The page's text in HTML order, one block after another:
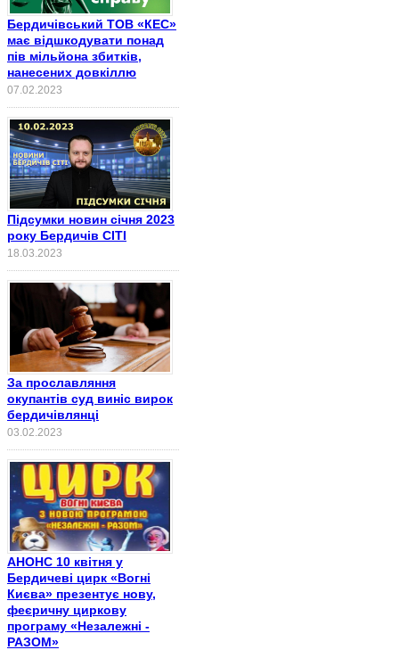
Бердичівський ТОВ «КЕС»
має відшкодувати понад
пів мільйона збитків,
нанесених довкіллю
07.02.2023
Підсумки новин січня 2023
року Бердичів СІТІ
18.03.2023
За прославляння
окупантів суд виніс вирок
бердичівлянці
03.02.2023
АНОНС 10 квітня у
Бердичеві цирк «Вогні
Києва» презентує нову,
феєричну циркову
програму «Незалежні -
РАЗОМ»